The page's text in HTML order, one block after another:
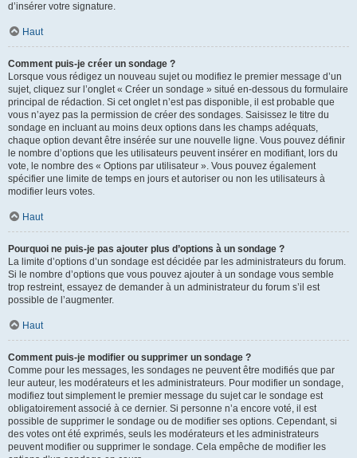
d’insérer votre signature.
Haut
Comment puis-je créer un sondage ?
Lorsque vous rédigez un nouveau sujet ou modifiez le premier message d’un
sujet, cliquez sur l’onglet « Créer un sondage » situé en-dessous du formulaire
principal de rédaction. Si cet onglet n’est pas disponible, il est probable que
vous n’ayez pas la permission de créer des sondages. Saisissez le titre du
sondage en incluant au moins deux options dans les champs adéquats,
chaque option devant être insérée sur une nouvelle ligne. Vous pouvez définir
le nombre d’options que les utilisateurs peuvent insérer en modifiant, lors du
vote, le nombre des « Options par utilisateur ». Vous pouvez également
spécifier une limite de temps en jours et autoriser ou non les utilisateurs à
modifier leurs votes.
Haut
Pourquoi ne puis-je pas ajouter plus d’options à un sondage ?
La limite d’options d’un sondage est décidée par les administrateurs du forum.
Si le nombre d’options que vous pouvez ajouter à un sondage vous semble
trop restreint, essayez de demander à un administrateur du forum s’il est
possible de l’augmenter.
Haut
Comment puis-je modifier ou supprimer un sondage ?
Comme pour les messages, les sondages ne peuvent être modifiés que par
leur auteur, les modérateurs et les administrateurs. Pour modifier un sondage,
modifiez tout simplement le premier message du sujet car le sondage est
obligatoirement associé à ce dernier. Si personne n’a encore voté, il est
possible de supprimer le sondage ou de modifier ses options. Cependant, si
des votes ont été exprimés, seuls les modérateurs et les administrateurs
peuvent modifier ou supprimer le sondage. Cela empêche de modifier les